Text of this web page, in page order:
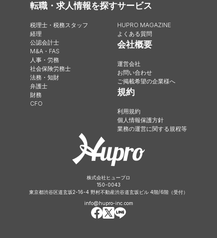
転職・求人情報を探す
税理士・税務スタッフ
経理
公認会計士
M&A・FAS
人事・労務
社会保険労務士
法務・知財
弁護士
財務
CFO
サービス
HUPRO MAGAZINE
よくある質問
会社概要
運営会社
お問い合わせ
ご掲載希望の企業様へ
規約
利用規約
個人情報保護方針
業務の運営に関する規程等
株式会社ヒュープロ
150-0043
東京都渋谷区道玄坂2-16-4 野村不動産渋谷道玄坂ビル 4階/6階（受付）
info@hupro-inc.com